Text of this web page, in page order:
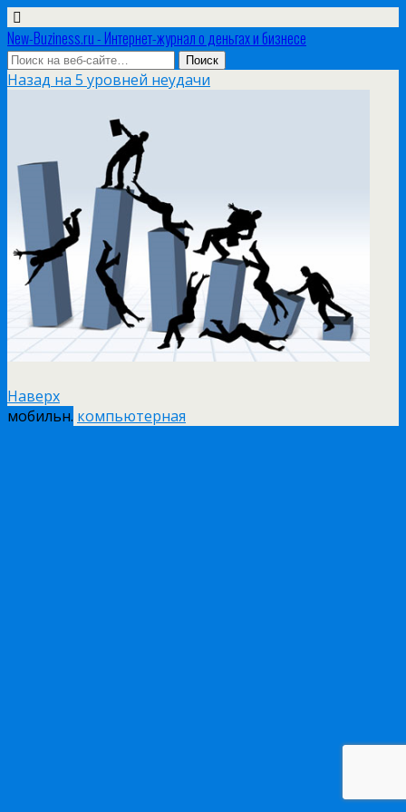
New-Buziness.ru - Интернет-журнал о деньгах и бизнесе
Назад на 5 уровней неудачи
Наверх
мобильн. компьютерная